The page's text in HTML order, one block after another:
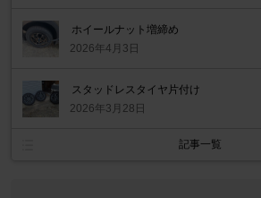
ホイールナット増締め
2026年4月3日
スタッドレスタイヤ片付け
2026年3月28日
記事一覧